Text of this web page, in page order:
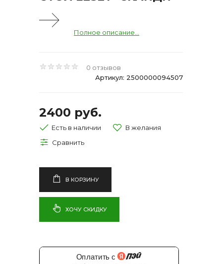
Полное описание...
0 отзывов
Артикул: 2500000094507
2400 руб.
Есть в наличии
В КОРЗИНУ
ХОЧУ СКИДКУ